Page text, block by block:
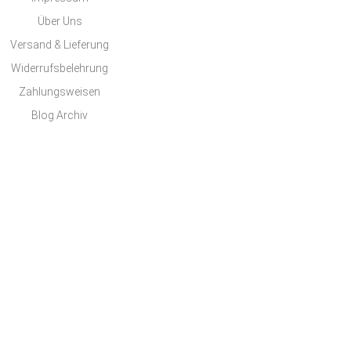
Über Uns
Versand & Lieferung
Widerrufsbelehrung
Zahlungsweisen
Blog Archiv